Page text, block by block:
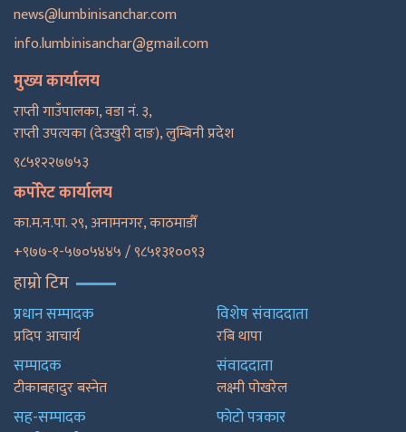
news@lumbinisanchar.com
info.lumbinisanchar@gmail.com
मुख्य कार्यालय
राप्ती गाउँपालका, वडा नं. ३,
राप्ती उपत्यका (देउखुरी दाङ), लुम्बिनी प्रदेश
९८५१२२७७५३
कर्पोरेट कार्यालय
का.म.न.पा. २९, अनामनगर, काठमाडाैँ
+९७७-१-५७०५४४५ / ९८५१३१००९३
हाम्रो टिम
प्रधान सम्पादक
प्रदिप आचार्य
सम्पादक
टीकाबहादुर बस्नेत
सह-सम्पादक
विशेष संवाददाता
रबि थापा
संवाददाता
लक्ष्मी पोखरेल
फाेटाे पत्रकार